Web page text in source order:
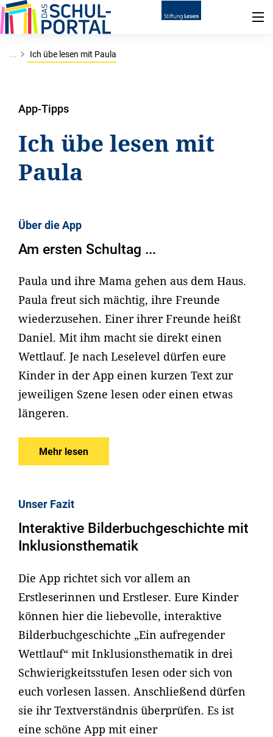
... Ich übe lesen mit Paula
App-Tipps
Ich übe lesen mit
Paula
Über die App
Am ersten Schultag ...
Paula und ihre Mama gehen aus dem Haus.
Paula freut sich mächtig, ihre Freunde
wiederzusehen. Einer ihrer Freunde heißt
Daniel. Mit ihm macht sie direkt einen
Wettlauf. Je nach Leselevel dürfen eure
Kinder in der App einen kurzen Text zur
jeweiligen Szene lesen oder einen etwas
längeren.
Mehr lesen
Unser Fazit
Interaktive Bilderbuchgeschichte mit
Inklusionsthematik
Die App richtet sich vor allem an
Erstleserinnen und Erstleser. Eure Kinder
können hier die liebevolle, interaktive
Bilderbuchgeschichte „Ein aufregender
Wettlauf“ mit Inklusionsthematik in drei
Schwierigkeitsstufen lesen oder sich von
euch vorlesen lassen. Anschließend dürfen
sie ihr Textverständnis überprüfen. Es ist
eine schöne App mit einer